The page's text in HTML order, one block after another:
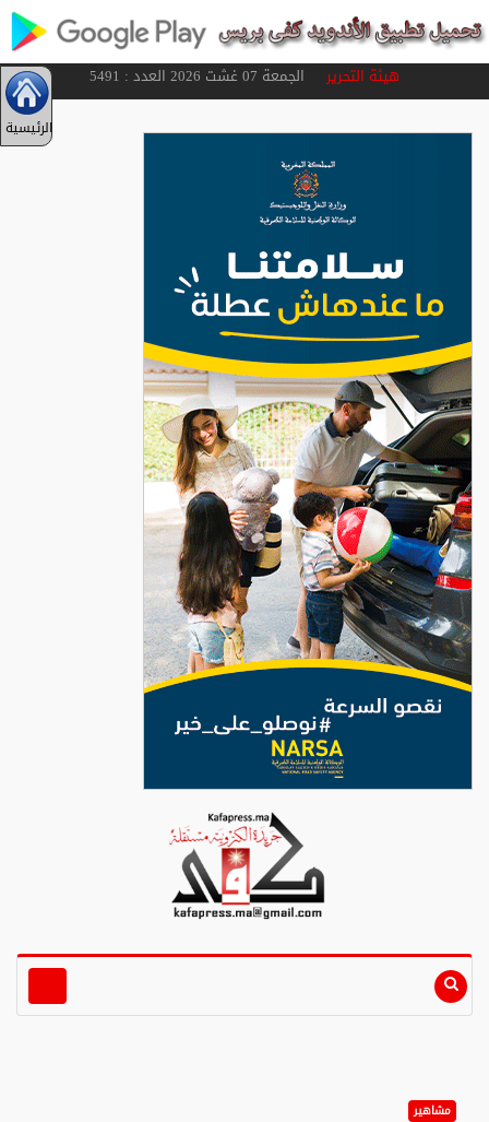
هيئة التحريرالجمعة 07 غشت 2026 العدد : 5491
الرئيسية
مشاهير